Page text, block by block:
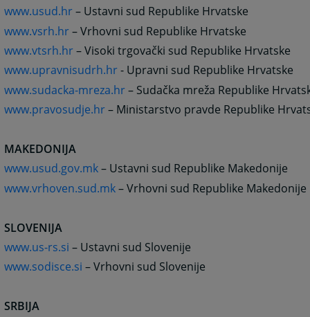
www.usud.hr– Ustavni sud Republike Hrvatske
www.vsrh.hr– Vrhovni sud Republike Hrvatske
www.vtsrh.hr– Visoki trgovački sud Republike Hrvatske
www.upravnisudrh.hr- Upravni sud Republike Hrvatske
www.sudacka-mreza.hr– Sudačka mreža Republike
www.pravosudje.hr– Ministarstvo pravde Republike
MAKEDONIJA
www.usud.gov.mk– Ustavni sud Republike Makedonije
www.vrhoven.sud.mk– Vrhovni sud Republike Makedonije
SLOVENIJA
www.us-rs.si – Ustavni sud Slovenije
www.sodisce.si – Vrhovni sud Slovenije
SRBIJA